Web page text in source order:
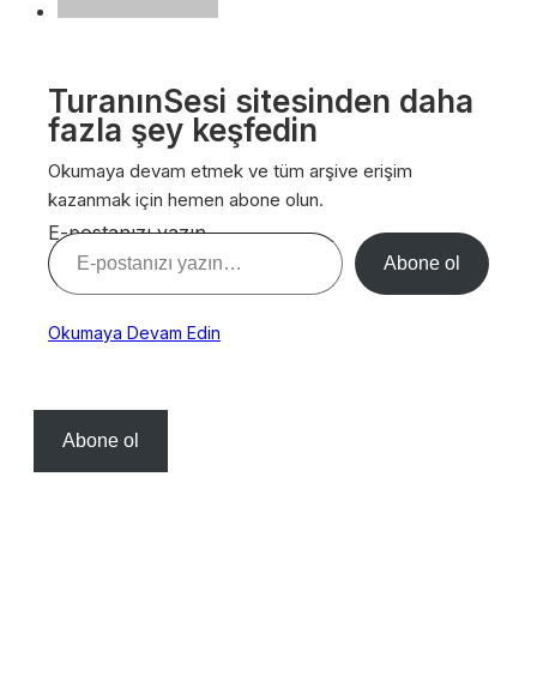
TuranınSesi sitesinden daha
fazla şey keşfedin
Okumaya devam etmek ve tüm arşive erişim
kazanmak için hemen abone olun.
E-postanızı yazın…
Abone ol
Okumaya Devam Edin
Abone ol